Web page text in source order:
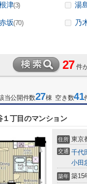
津(3) 湯
坂(70) 乃
27 件
当公開件数27棟 空き数41
１丁目のマンション
住所 東京
交通 千代
小田
築年 築15